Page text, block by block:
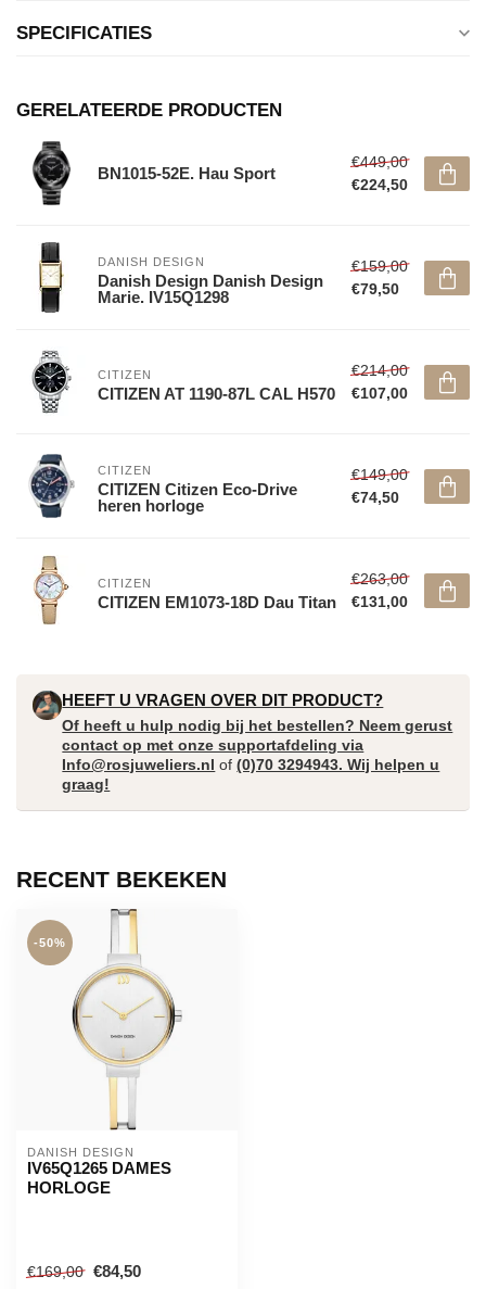
SPECIFICATIES
GERELATEERDE PRODUCTEN
BN1015-52E. Hau Sport
€449,00
€224,50
DANISH DESIGN
Danish Design Danish Design
Marie. IV15Q1298
€159,00
€79,50
CITIZEN
CITIZEN AT 1190-87L CAL H570
€214,00
€107,00
CITIZEN
CITIZEN Citizen Eco-Drive
heren horloge
€149,00
€74,50
CITIZEN
CITIZEN EM1073-18D Dau Titan
€263,00
€131,00
HEEFT U VRAGEN OVER DIT PRODUCT?
Of heeft u hulp nodig bij het bestellen? Neem gerust
contact op met onze supportafdeling via
Info@rosjuweliers.nl of(0)70 3294943. Wij helpen u
graag!
RECENT BEKEKEN
-50%
DANISH DESIGN
IV65Q1265 DAMES
HORLOGE
€169,00 €84,50